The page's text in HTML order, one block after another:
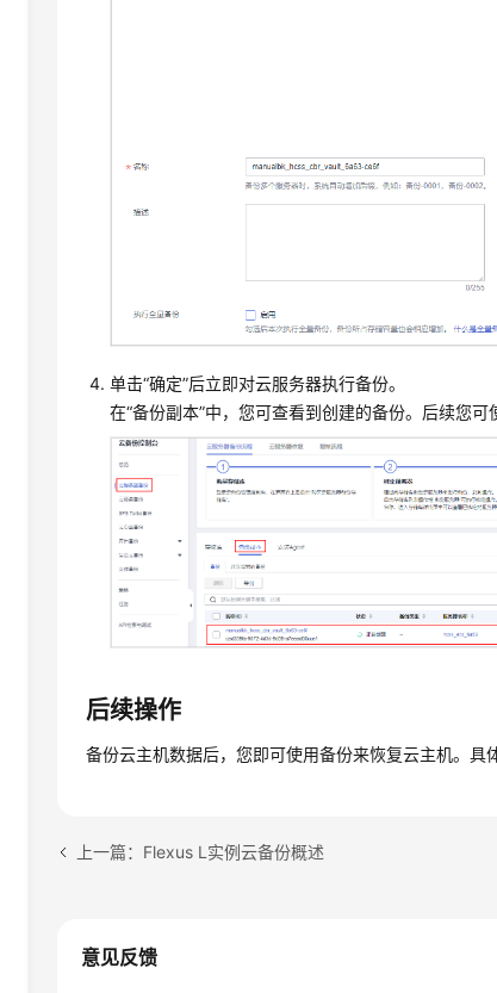
单击“确定”后立即对云服务器执行备份。
在“备份副本”中，您可查看到创建的备份。后续您可
后续操作
备份云主机数据后，您即可使用备份来恢复云主机。具
上一篇：Flexus L实例云备份概述
意见反馈